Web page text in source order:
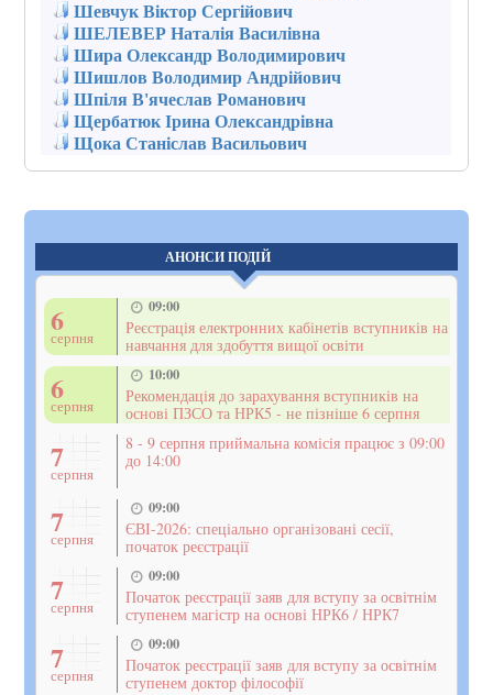
Шевчук Віктор Сергійович
ШЕЛЕВЕР Наталія Василівна
Шира Олександр Володимирович
Шишлов Володимир Андрійович
Шпіля В'ячеслав Романович
Щербатюк Ірина Олександрівна
Щока Станіслав Васильович
АНОНСИ ПОДІЙ
6
серпня
09:00
Реєстрація електронних кабінетів вступників на
навчання для здобуття вищої освіти
6
серпня
10:00
Рекомендація до зарахування вступників на
основі ПЗСО та НРК5 - не пізніше 6 серпня
7
серпня
8 - 9 серпня приймальна комісія працює з 09:00
до 14:00
7
серпня
09:00
ЄВІ-2026: спеціально організовані сесії,
початок реєстрації
7
серпня
09:00
Початок реєстрації заяв для вступу за освітнім
ступенем магістр на основі НРК6 / НРК7
7
серпня
09:00
Початок реєстрації заяв для вступу за освітнім
ступенем доктор філософії